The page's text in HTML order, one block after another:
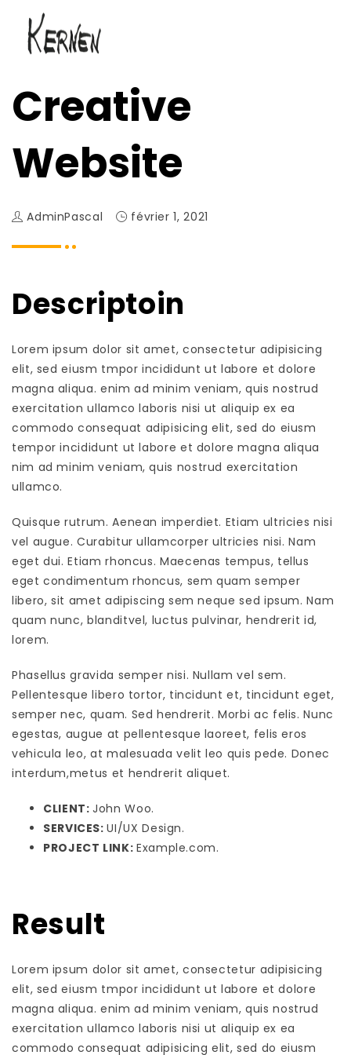
Creative
Website
AdminPascal février 1, 2021
Descriptoin
Lorem ipsum dolor sit amet, consectetur adipisicing
elit, sed eiusm tmpor incididunt ut labore et dolore
magna aliqua. enim ad minim veniam, quis nostrud
exercitation ullamco laboris nisi ut aliquip ex ea
commodo consequat adipisicing elit, sed do eiusm
tempor incididunt ut labore et dolore magna aliqua
nim ad minim veniam, quis nostrud exercitation
ullamco.
Quisque rutrum. Aenean imperdiet. Etiam ultricies nisi
vel augue. Curabitur ullamcorper ultricies nisi. Nam
eget dui. Etiam rhoncus. Maecenas tempus, tellus
eget condimentum rhoncus, sem quam semper
libero, sit amet adipiscing sem neque sed ipsum. Nam
quam nunc, blanditvel, luctus pulvinar, hendrerit id,
lorem.
Phasellus gravida semper nisi. Nullam vel sem.
Pellentesque libero tortor, tincidunt et, tincidunt eget,
semper nec, quam. Sed hendrerit. Morbi ac felis. Nunc
egestas, augue at pellentesque laoreet, felis eros
vehicula leo, at malesuada velit leo quis pede. Donec
interdum,metus et hendrerit aliquet.
CLIENT:John Woo.
SERVICES:UI/UX Design.
PROJECT LINK: Example.com.
Result
Lorem ipsum dolor sit amet, consectetur adipisicing
elit, sed eiusm tmpor incididunt ut labore et dolore
magna aliqua. enim ad minim veniam, quis nostrud
exercitation ullamco laboris nisi ut aliquip ex ea
commodo consequat adipisicing elit, sed do eiusm